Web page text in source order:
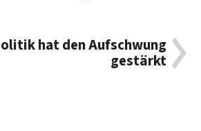
hat den Aufschwung
gestärkt